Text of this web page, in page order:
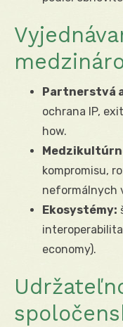
Partnerstvá
ochrana IP,
how.
kompromisu,
neformálnych
Ekosystémy:
economy).